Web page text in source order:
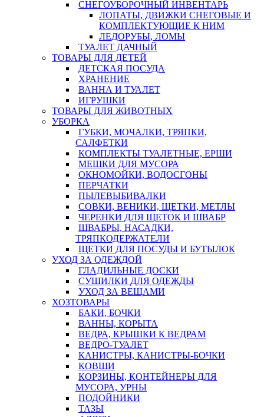
СНЕГОУБОРОЧНЫЙ ИНВЕНТАРЬ
ЛОПАТЫ, ДВИЖКИ СНЕГОВЫЕ И
КОМПЛЕКТУЮЩИЕ К НИМ
ЛЕДОРУБЫ, ЛОМЫ
ТУАЛЕТ ДАЧНЫЙ
ТОВАРЫ ДЛЯ ДЕТЕЙ
ДЕТСКАЯ ПОСУДА
ХРАНЕНИЕ
ВАННА И ТУАЛЕТ
ИГРУШКИ
ТОВАРЫ ДЛЯ ЖИВОТНЫХ
УБОРКА
ГУБКИ, МОЧАЛКИ, ТРЯПКИ,
САЛФЕТКИ
КОМПЛЕКТЫ ТУАЛЕТНЫЕ, ЕРШИ
МЕШКИ ДЛЯ МУСОРА
ОКНОМОЙКИ, ВОДОСГОНЫ
ПЕРЧАТКИ
ПЫЛЕВЫБИВАЛКИ
СОВКИ, ВЕНИКИ, ЩЕТКИ, МЕТЛЫ
ЧЕРЕНКИ ДЛЯ ЩЕТОК И ШВАБР
ШВАБРЫ, НАСАДКИ,
ТРЯПКОДЕРЖАТЕЛИ
ЩЕТКИ ДЛЯ ПОСУДЫ И БУТЫЛОК
УХОД ЗА ОДЕЖДОЙ
ГЛАДИЛЬНЫЕ ДОСКИ
СУШИЛКИ ДЛЯ ОДЕЖДЫ
УХОД ЗА ВЕЩАМИ
ХОЗТОВАРЫ
БАКИ, БОЧКИ
ВАННЫ, КОРЫТА
ВЕДРА, КРЫШКИ К ВЕДРАМ
ВЕДРО-ТУАЛЕТ
КАНИСТРЫ, КАНИСТРЫ-БОЧКИ
КОВШИ
КОРЗИНЫ, КОНТЕЙНЕРЫ ДЛЯ
МУСОРА, УРНЫ
ПОДОЙНИКИ
ТАЗЫ